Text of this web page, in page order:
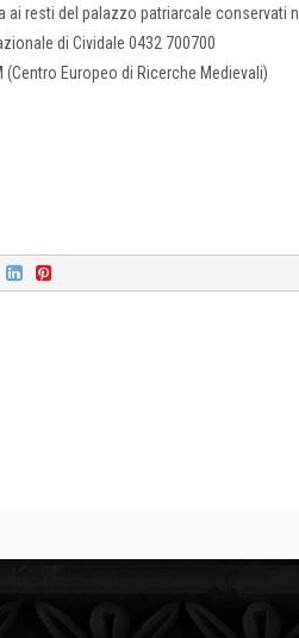
resti del palazzo patriarcale conservati
di Cividale 0432 700700
Europeo di Ricerche Medievali)